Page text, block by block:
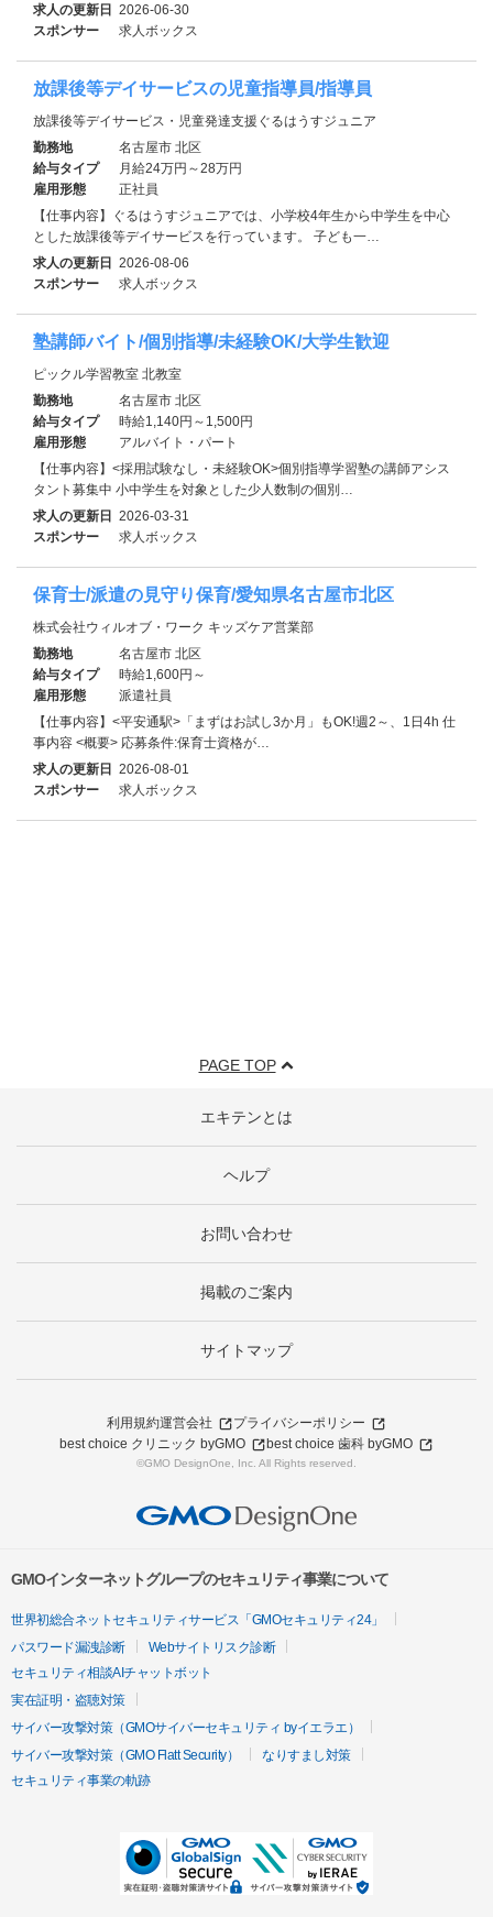
求人の更新日 2026-06-30
スポンサー
求人ボックス
放課後等デイサービスの児童指導員/指導員
放課後等デイサービス・児童発達支援ぐるはうすジュニア
勤務地
名古屋市 北区
給与タイプ
月給24万円～28万円
雇用形態
正社員
【仕事内容】ぐるはうすジュニアでは、小学校4年生から中学生を中心
とした放課後等デイサービスを行っています。 子ども一…
求人の更新日 2026-08-06
スポンサー
求人ボックス
塾講師バイト/個別指導/未経験OK/大学生歓迎
ピックル学習教室 北教室
勤務地
名古屋市 北区
給与タイプ
時給1,140円～1,500円
雇用形態
アルバイト・パート
【仕事内容】<採用試験なし・未経験OK>個別指導学習塾の講師アシス
タント募集中 小中学生を対象とした少人数制の個別…
求人の更新日 2026-03-31
スポンサー
求人ボックス
保育士/派遣の見守り保育/愛知県名古屋市北区
株式会社ウィルオブ・ワーク キッズケア営業部
勤務地
名古屋市 北区
給与タイプ
時給1,600円～
雇用形態
派遣社員
【仕事内容】<平安通駅>「まずはお試し3か月」もOK!週2～、1日4h 仕
事内容 <概要> 応募条件:保育士資格が…
求人の更新日 2026-08-01
スポンサー
求人ボックス
PAGE TOP
エキテンとは
ヘルプ
お問い合わせ
掲載のご案内
サイトマップ
利用規約運営会社
プライバシーポリシー
best choice クリニック byGMO
best choice 歯科 byGMO
©GMO DesignOne, Inc. All Rights reserved.
GMOインターネットグループのセキュリティ事業について
世界初総合ネットセキュリティサービス「GMOセキュリティ24」
パスワード漏洩診断
Webサイトリスク診断
セキュリティ相談AIチャットボット
実在証明・盗聴対策
サイバー攻撃対策（GMOサイバーセキュリティ byイエラエ）
サイバー攻撃対策（GMO Flatt Security）
なりすまし対策
セキュリティ事業の軌跡